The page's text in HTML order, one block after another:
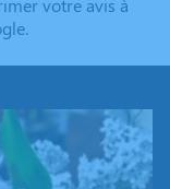
votre avis à